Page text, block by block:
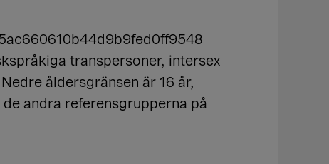
transpersoner, intersex
åldersgränsen är 16 år,
andra referensgrupperna på